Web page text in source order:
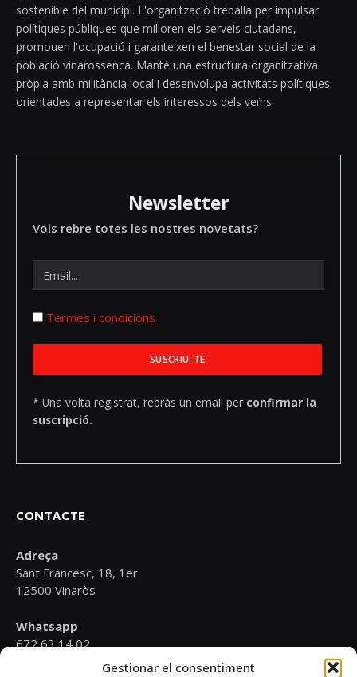
Gestionar el consentiment
sostenible del municipi. L'organització treballa per impulsar
polítiques públiques que milloren els serveis ciutadans,
promouen l'ocupació i garanteixen el benestar social de la
població vinarossenca. Manté una estructura organitzativa
pròpia amb militància local i desenvolupa activitats polítiques
orientades a representar els interessos dels veïns.
Newsletter
Vols rebre totes les nostres novetats?
Termes i condicions
* Una volta registrat, rebràs un email per confirmar la
suscripció.
CONTACTE
Adreça
Sant Francesc, 18, 1er
12500 Vinaròs
Whatsapp
672 63 14 02